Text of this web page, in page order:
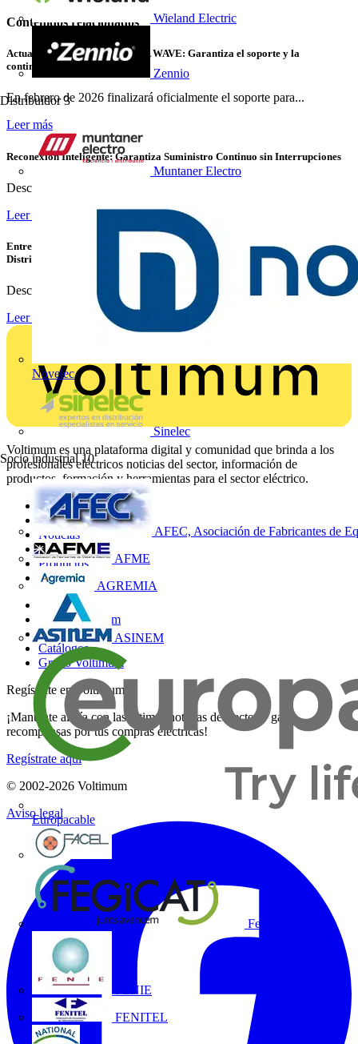
Wieland Electric
Zennio
Distribuidor 3
Muntaner Electro
Novelec
Sinelec
Socio industrial 10
AFEC, Asociación de Fabricantes de
AFME
AGREMIA
ASINEM
Europacable
Fegicat
FENIE
FENITEL
Contenidos relacionados
Actualizar PowerStudio SCADA WAVE: Garantiza el soporte y la
continuidad de tu instalación
En febrero de 2026 finalizará oficialmente el soporte para...
Leer más
Reconexión Inteligente: Garantiza Suministro Continuo sin Interrupciones
Descubre cómo las protecciones inteligentes de Chint...
Leer más
Entrevista con Luis Catalán, Business Development Director Home &
Distribution de Schneider Electric
Descubre cómo Schneider Electric impulsa la innovación en...
Leer más
Voltimum es una plataforma digital y comunidad que brinda a los
profesionales eléctricos noticias del sector, información de
productos, formación y herramientas para el sector eléctrico.
Mapa del sitio
Inicio
Noticias
Academy
Productos
Socios
Otros enlaces
Sobre Voltimum
Contacto
Catálogos
Grupo Voltimum
Regístrate en Voltimum
¡Mantente al día con las últimas noticias del sector y gana
recompensas por tus compras eléctricas!
Regístrate aquí
© 2002-2026 Voltimum
Aviso legal